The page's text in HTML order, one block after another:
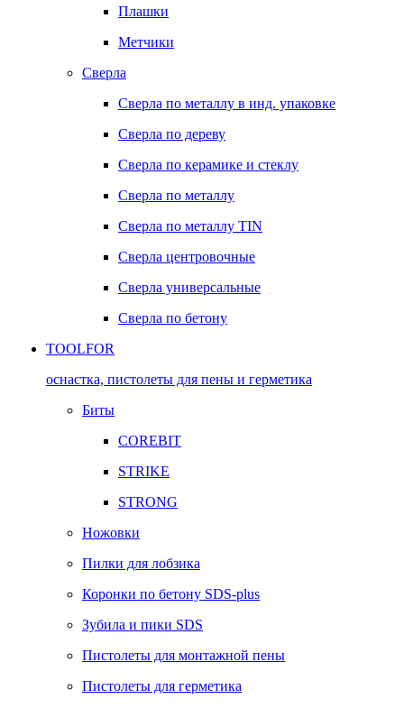
Плашки
Метчики
Сверла
Сверла по металлу в инд. упаковке
Сверла по дереву
Сверла по керамике и стеклу
Сверла по металлу
Сверла по металлу TIN
Сверла центровочные
Сверла универсальные
Сверла по бетону
TOOLFOR
оснастка, пистолеты для пены и герметика
Биты
COREBIT
STRIKE
STRONG
Ножовки
Пилки для лобзика
Коронки по бетону SDS-plus
Зубила и пики SDS
Пистолеты для монтажной пены
Пистолеты для герметика